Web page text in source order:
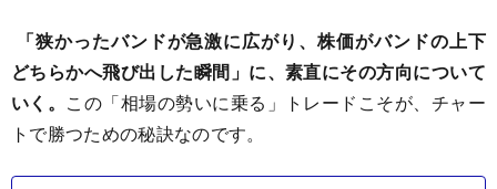
「狭かったバンドが急激に広がり、株価がバンドの上下
どちらかへ飛び出した瞬間」に、素直にその方向について
いく。 この「相場の勢いに乗る」トレードこそが、チャー
トで勝つための秘訣なのです。